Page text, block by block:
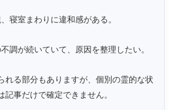
寝室まわりに違和感がある。
調が続いていて、原因を整理したい。
れる部分もありますが、個別の霊的な状
記事だけで確定できません。